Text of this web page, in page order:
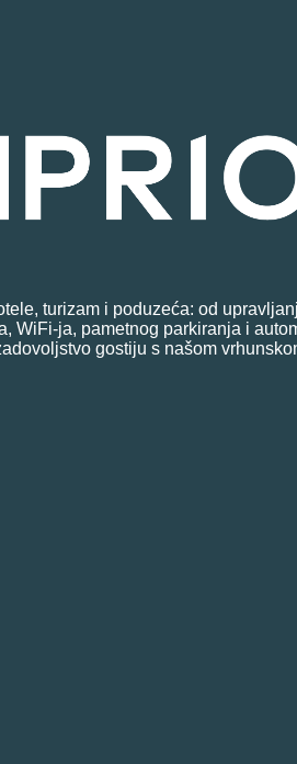
turizam i poduzeća: od
WiFi-ja, pametnog parkiranja i
gostiju s našom